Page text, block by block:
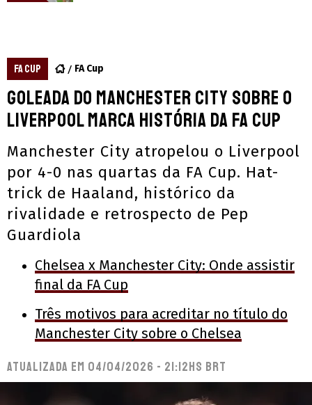
FA CUP FA Cup
Goleada do Manchester City sobre o
Liverpool marca história da FA Cup
Manchester City atropelou o Liverpool
por 4-0 nas quartas da FA Cup. Hat-
trick de Haaland, histórico da
rivalidade e retrospecto de Pep
Guardiola
Chelsea x Manchester City: Onde assistir
final da FA Cup
Três motivos para acreditar no título do
Manchester City sobre o Chelsea
Atualizada em 04/04/2026 - 21:12hs BRT